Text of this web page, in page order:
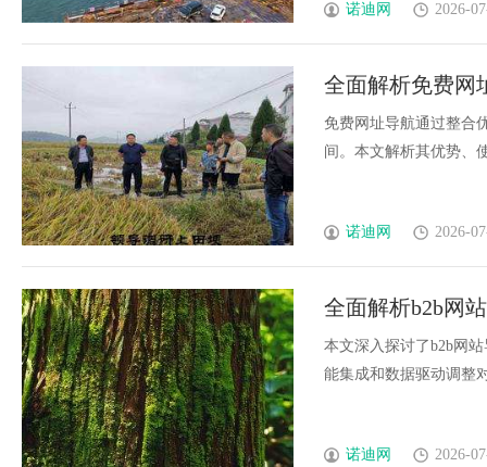
诺迪网 2026-
全面解析免费网
免费网址导航通过整合
间。本文解析其优势、
诺迪网 2026-
全面解析b2b网
本文深入探讨了b2b网
能集成和数据驱动调整
诺迪网 2026-